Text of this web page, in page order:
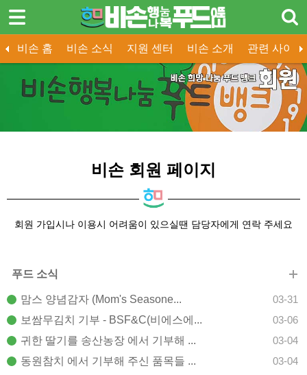
비손 홈 비손 소식 지원 센터 비손 소개 관련 사이트
비손 소식 비손 화보 비손 동아리 공지사항
지원 센터 기부 안내 기부 신청 푸드 소식 열린 마
비손 소개 비손 뉴스 홍보 / PR 유투브 영상
전국 푸드뱅크 인천광역 푸드뱅크
비손 회원 페이지
회원 가입시나 이용시 어려움이 있으실땐 담당자에게 연락 주세요
푸드 소식
맘스 양념감자 (Mom's Seasone...
03-31
보쌈무김치 기부 - BSF&C(비에스에...
03-06
귀한 딸기를 송산농장 에서 기부해 ...
03-04
동원참치 에서 기부해 주신 품목들 ...
03-04
한국어
비손 소식
지원 센터
- 유투브 영상
관련 사이트